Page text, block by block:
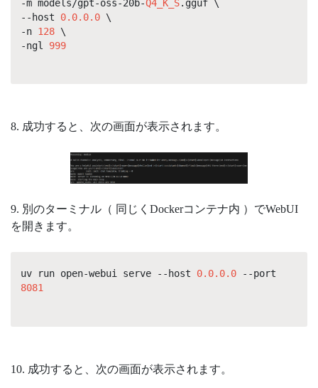
-m models/gpt-oss-20b-Q4_K_S.gguf \
--host 0.0.0.0 \
-n 128\
-ngl 999
8. 成功すると、次の画面が表示されます。
9. 別のターミナル（ 同じくDockerコンテナ内 ）でWebUI
を開きます。
uv run open-webui serve --host 0.0.0.0--port
8081
10. 成功すると、次の画面が表示されます。